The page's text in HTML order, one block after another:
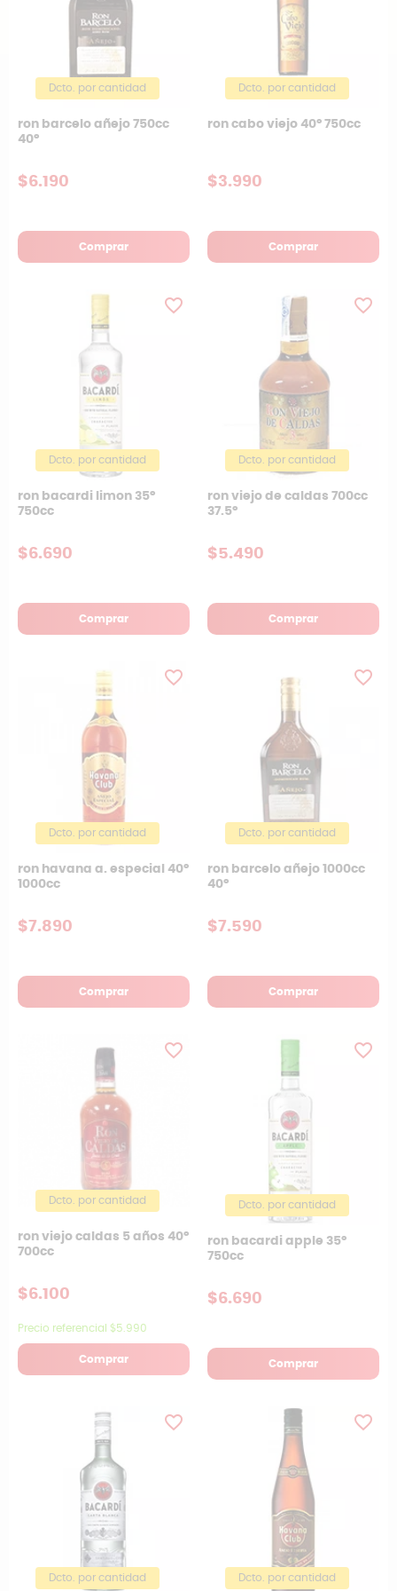
Dcto. por cantidad
ron barcelo añejo 750cc
40°
$6.190
Comprar
Dcto. por cantidad
ron cabo viejo 40º 750cc
$3.990
Comprar
favorite_border
Dcto. por cantidad
ron bacardi limon 35°
750cc
$6.690
Comprar
favorite_border
Dcto. por cantidad
ron viejo de caldas 700cc
37.5°
$5.490
Comprar
favorite_border
Dcto. por cantidad
ron havana a. especial 40º
1000cc
$7.890
Comprar
favorite_border
Dcto. por cantidad
ron barcelo añejo 1000cc
40°
$7.590
Comprar
favorite_border
Dcto. por cantidad
ron viejo caldas 5 años 40°
700cc
$6.100
Precio referencial $5.990
Comprar
favorite_border
Dcto. por cantidad
ron bacardi apple 35º
750cc
$6.690
Comprar
favorite_border
Dcto. por cantidad
favorite_border
Dcto. por cantidad